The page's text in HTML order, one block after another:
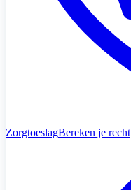
ZorgtoeslagBereken je recht